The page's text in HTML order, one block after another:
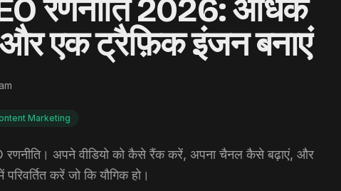
रणनीति 2026: अधिक
और एक ट्रैफ़िक इंजन बनाएं
Marketing
अपने वीडियो को कैसे रैंक करें, अपना चैनल कैसे बढ़ाएं, और
करें जो कि यौगिक हो।